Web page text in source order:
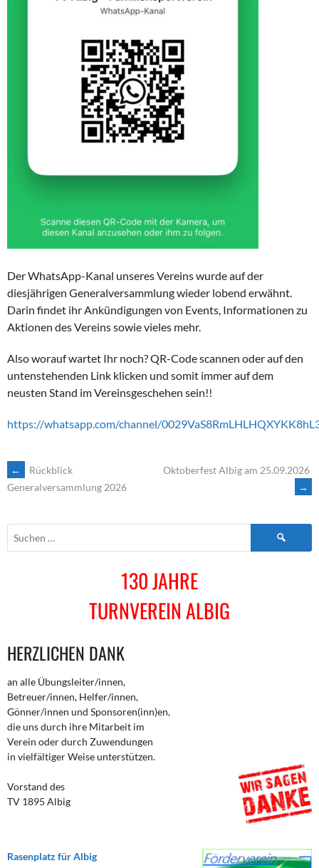
Der WhatsApp-Kanal unseres Vereins wurde auf der
diesjährigen Generalversammlung wieder lobend erwähnt.
Darin findet ihr Ankündigungen von Events, Informationen zu
Aktionen des Vereins sowie vieles mehr.
Also worauf wartet Ihr noch? QR-Code scannen oder auf den
untenstehenden Link klicken und somit immer auf dem
neusten Stand im Vereinsgeschehen sein!!
https://whatsapp.com/channel/
ARTIKEL-
NAVIGATION
←
Rückblick
Generalversammlung 2026
Oktoberfest Albig am 25.09.2026
→
Suchen
130 JAHRE
TURNVEREIN ALBIG
HERZLICHEN DANK
an alle Übungsleiter/innen,
Betreuer/innen, Helfer/innen,
Gönner/innen und Sponsoren(inn)en,
die uns durch ihre Mitarbeit im
Verein oder durch Zuwendungen
in vielfältiger Weise unterstützen.
Vorstand des
TV 1895 Albig
Rasenplatz für Albig